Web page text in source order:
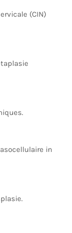
(CIN)
in